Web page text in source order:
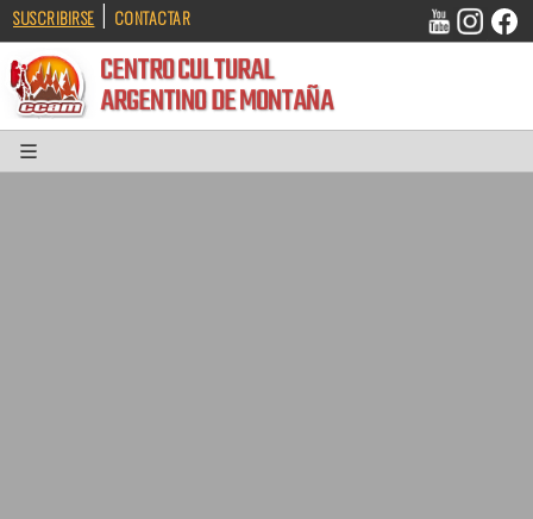
SUSCRIBIRSE | CONTACTAR
CENTRO CULTURAL
ARGENTINO DE MONTAÑA